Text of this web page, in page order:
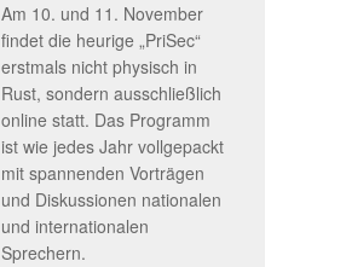
Am 10. und 11. November
findet die heurige „PriSec“
erstmals nicht physisch in
Rust, sondern ausschließlich
online statt. Das Programm
ist wie jedes Jahr vollgepackt
mit spannenden Vorträgen
und Diskussionen nationalen
und internationalen
Sprechern.